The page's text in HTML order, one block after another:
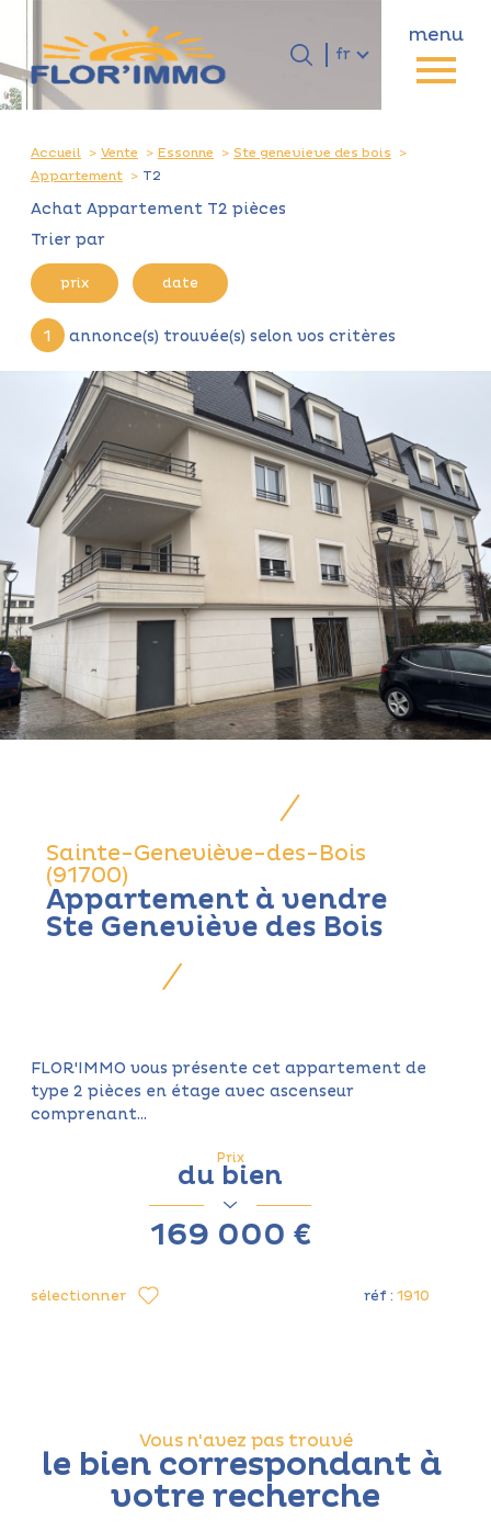
menu
fr
Accueil
Langue
Accueil Vente Essonne
Ste genevieve des bois
Appartement
T2
Achat Appartement T2 pièces
Trier par
prix date
1 annonce(s) trouvée(s) selon vos critères
Sainte-Geneviève-des-Bois
(91700)
Appartement à vendre
Ste Geneviève des Bois
FLOR'IMMO vous présente cet appartement de
type 2 pièces en étage avec ascenseur
comprenant...
Prix
du bien
169 000 €
sélectionner réf : 1910
Vous n'avez pas trouvé
le bien correspondant à
votre recherche